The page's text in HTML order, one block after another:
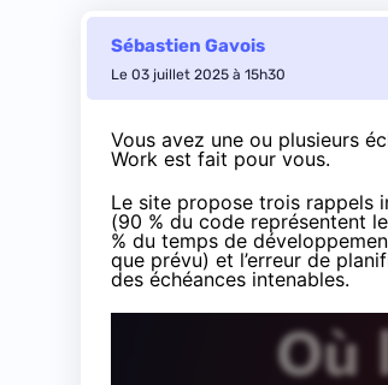
Sébastien Gavois
Le 03 juillet 2025 à 15h30
Vous avez une ou plusieurs
Work est fait pour vous.
Le site propose trois rappels
(90 % du code représentent
% du temps de
que prévu) et l’erreur de
des échéances intenables.